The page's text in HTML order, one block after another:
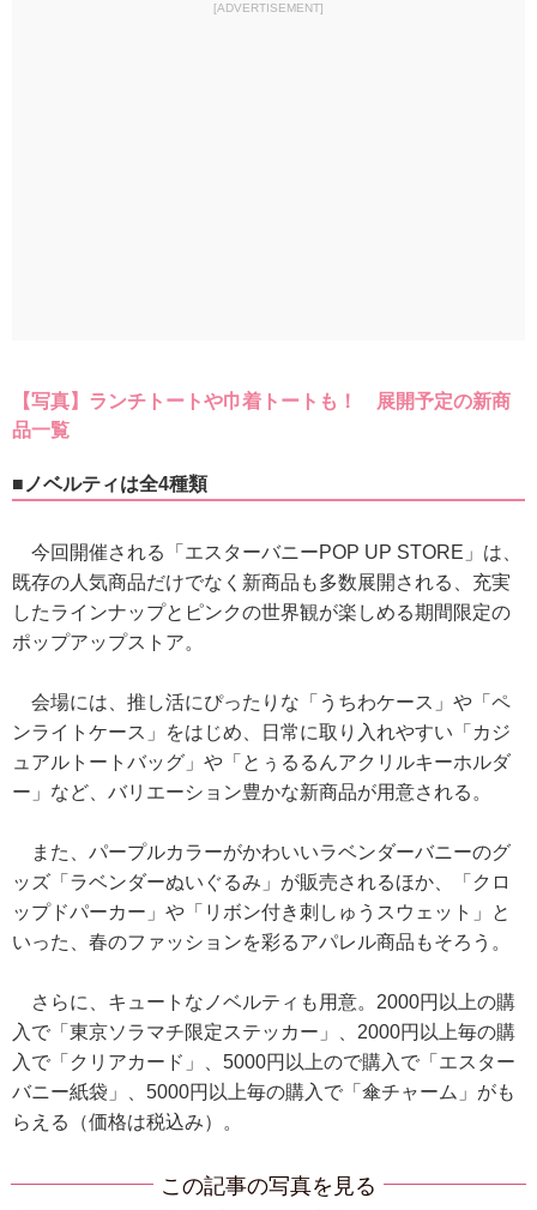
[ADVERTISEMENT]
【写真】ランチトートや巾着トートも！ 展開予定の新商
品一覧
■ノベルティは全4種類
今回開催される「エスターバニーPOP UP STORE」は、
既存の人気商品だけでなく新商品も多数展開される、充実
したラインナップとピンクの世界観が楽しめる期間限定の
ポップアップストア。
会場には、推し活にぴったりな「うちわケース」や「ペ
ンライトケース」をはじめ、日常に取り入れやすい「カジ
ュアルトートバッグ」や「とぅるるんアクリルキーホルダ
ー」など、バリエーション豊かな新商品が用意される。
また、パープルカラーがかわいいラベンダーバニーのグ
ッズ「ラベンダーぬいぐるみ」が販売されるほか、「クロ
ップドパーカー」や「リボン付き刺しゅうスウェット」と
いった、春のファッションを彩るアパレル商品もそろう。
さらに、キュートなノベルティも用意。2000円以上の購
入で「東京ソラマチ限定ステッカー」、2000円以上毎の購
入で「クリアカード」、5000円以上ので購入で「エスター
バニー紙袋」、5000円以上毎の購入で「傘チャーム」がも
らえる（価格は税込み）。
この記事の写真を見る